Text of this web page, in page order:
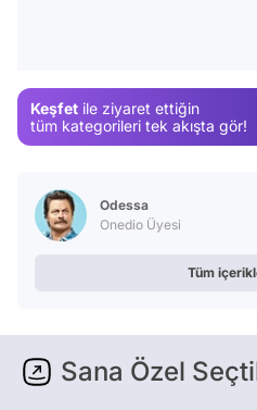
Keşfet ile ziyaret ettiğin
tüm kategorileri tek akışta gör!
Odessa
Onedio Üyesi
Tüm
Sana Özel